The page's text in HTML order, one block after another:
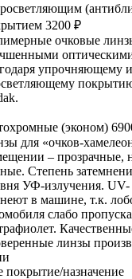
3200 ₽
очковые
упрочняющему и
(эконом)
для «очков-
– прозрачные,
Степень
УФ-излучения.
в машине, т.к.
слабо
линзы
покрытие/назначение